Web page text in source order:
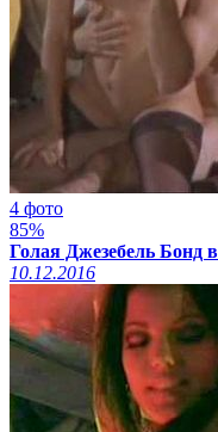
4 фото
85%
Голая Джезебель Бонд
10.12.2016